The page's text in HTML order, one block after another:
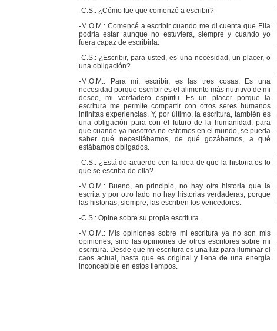
-C.S.: ¿Cómo fue que comenzó a escribir?
-M.O.M.: Comencé a escribir cuando me di cuenta que Ella
podría estar aunque no estuviera, siempre y cuando yo
fuera capaz de escribirla.
-C.S.: ¿Escribir, para usted, es una necesidad, un placer, o
una obligación?
-M.O.M.: Para mí, escribir, es las tres cosas. Es una
necesidad porque escribir es el alimento más nutritivo de mi
deseo, mi verdadero espíritu. Es un placer porque la
escritura me permite compartir con otros seres humanos
infinitas experiencias. Y, por último, la escritura, también es
una obligación para con el futuro de la humanidad, para
que cuando ya nosotros no estemos en el mundo, se pueda
saber qué necesitábamos, de qué gozábamos, a qué
estábamos obligados.
-C.S.: ¿Está de acuerdo con la idea de que la historia es lo
que se escriba de ella?
-M.O.M.: Bueno, en principio, no hay otra historia que la
escrita y por otro lado no hay historias verdaderas, porque
las historias, siempre, las escriben los vencedores.
-C.S.: Opine sobre su propia escritura.
-M.O.M.: Mis opiniones sobre mi escritura ya no son mis
opiniones, sino las opiniones de otros escritores sobre mi
escritura. Desde que mi escritura es una luz para iluminar el
caos actual, hasta que es original y llena de una energía
inconcebible en estos tiempos.